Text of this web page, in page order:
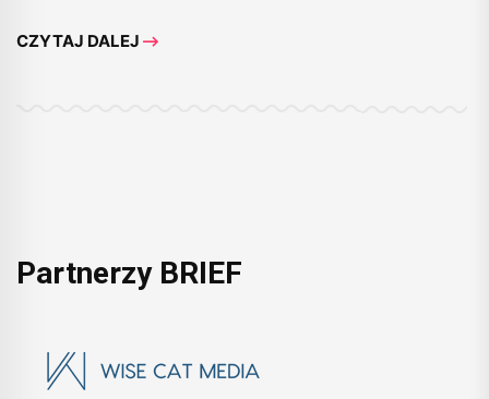
CZYTAJ DALEJ
Partnerzy BRIEF